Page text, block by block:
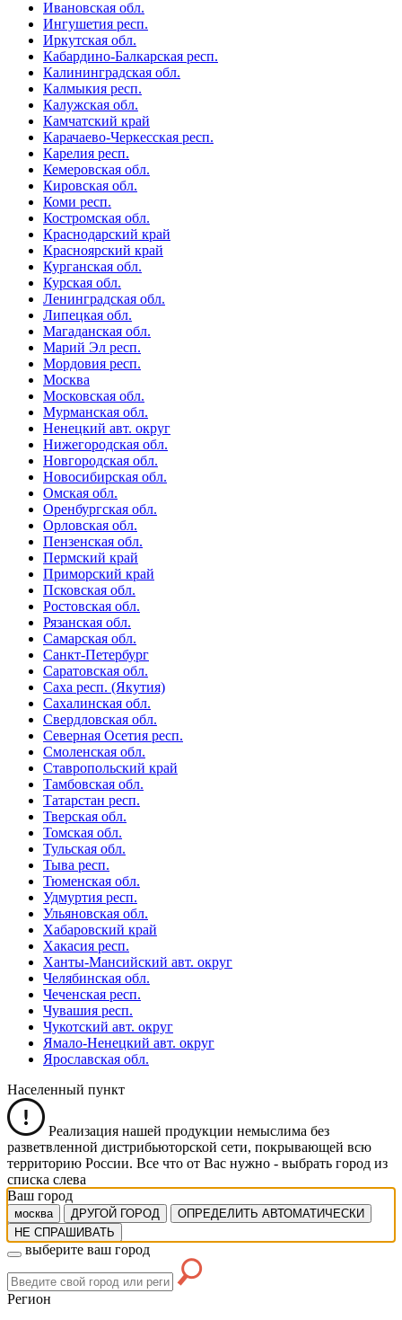
Ивановская обл.
Ингушетия респ.
Иркутская обл.
Кабардино-Балкарская респ.
Калининградская обл.
Калмыкия респ.
Калужская обл.
Камчатский край
Карачаево-Черкесская респ.
Карелия респ.
Кемеровская обл.
Кировская обл.
Коми респ.
Костромская обл.
Краснодарский край
Красноярский край
Курганская обл.
Курская обл.
Ленинградская обл.
Липецкая обл.
Магаданская обл.
Марий Эл респ.
Мордовия респ.
Москва
Московская обл.
Мурманская обл.
Ненецкий авт. округ
Нижегородская обл.
Новгородская обл.
Новосибирская обл.
Омская обл.
Оренбургская обл.
Орловская обл.
Пензенская обл.
Пермский край
Приморский край
Псковская обл.
Ростовская обл.
Рязанская обл.
Самарская обл.
Санкт-Петербург
Саратовская обл.
Саха респ. (Якутия)
Сахалинская обл.
Свердловская обл.
Северная Осетия респ.
Смоленская обл.
Ставропольский край
Тамбовская обл.
Татарстан респ.
Тверская обл.
Томская обл.
Тульская обл.
Тыва респ.
Тюменская обл.
Удмуртия респ.
Ульяновская обл.
Хабаровский край
Хакасия респ.
Ханты-Мансийский авт. округ
Челябинская обл.
Чеченская респ.
Чувашия респ.
Чукотский авт. округ
Ямало-Ненецкий авт. округ
Ярославская обл.
Населенный пункт
Реализация нашей продукции немыслима без
разветвленной дистрибьюторской сети, покрывающей всю
территорию России. Все что от Вас нужно - выбрать город из
списка слева
Ваш город
москва ДРУГОЙ ГОРОД
ОПРЕДЕЛИТЬ АВТОМАТИЧЕСКИ
НЕ СПРАШИВАТЬ
выберите ваш город
Регион